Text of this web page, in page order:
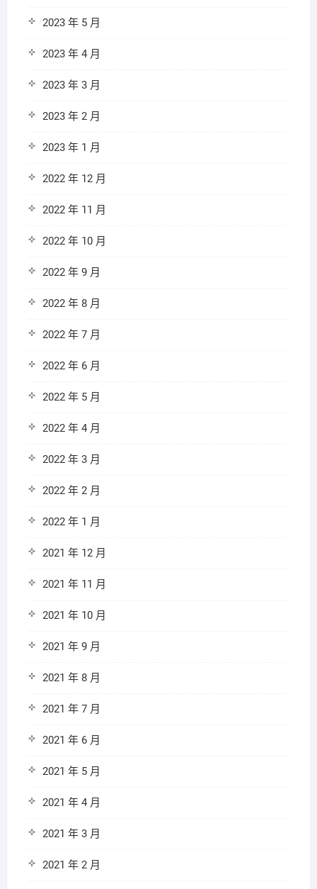
2023 年 5 月
2023 年 4 月
2023 年 3 月
2023 年 2 月
2023 年 1 月
2022 年 12 月
2022 年 11 月
2022 年 10 月
2022 年 9 月
2022 年 8 月
2022 年 7 月
2022 年 6 月
2022 年 5 月
2022 年 4 月
2022 年 3 月
2022 年 2 月
2022 年 1 月
2021 年 12 月
2021 年 11 月
2021 年 10 月
2021 年 9 月
2021 年 8 月
2021 年 7 月
2021 年 6 月
2021 年 5 月
2021 年 4 月
2021 年 3 月
2021 年 2 月